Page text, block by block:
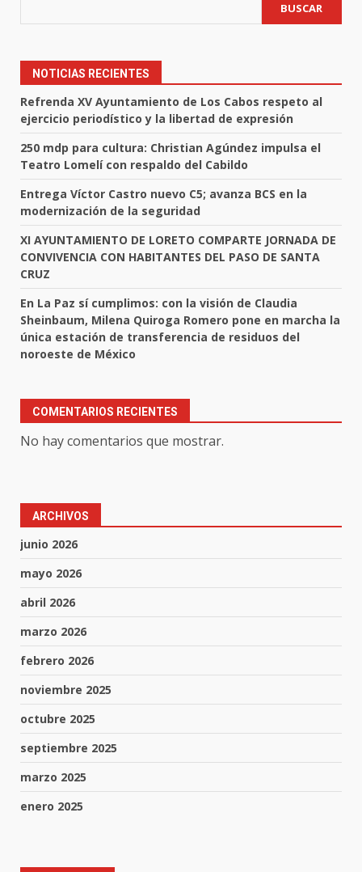
BUSCAR
NOTICIAS RECIENTES
Refrenda XV Ayuntamiento de Los Cabos respeto al
ejercicio periodístico y la libertad de expresión
250 mdp para cultura: Christian Agúndez impulsa el
Teatro Lomelí con respaldo del Cabildo
Entrega Víctor Castro nuevo C5; avanza BCS en la
modernización de la seguridad
XI AYUNTAMIENTO DE LORETO COMPARTE JORNADA DE
CONVIVENCIA CON HABITANTES DEL PASO DE SANTA
CRUZ
En La Paz sí cumplimos: con la visión de Claudia
Sheinbaum, Milena Quiroga Romero pone en marcha la
única estación de transferencia de residuos del
noroeste de México
COMENTARIOS RECIENTES
No hay comentarios que mostrar.
ARCHIVOS
junio 2026
mayo 2026
abril 2026
marzo 2026
febrero 2026
noviembre 2025
octubre 2025
septiembre 2025
marzo 2025
enero 2025